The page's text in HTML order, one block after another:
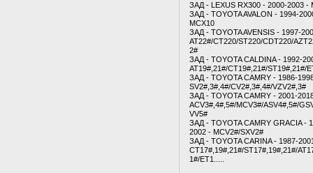
ЗАД - LEXUS RX300 - 2000-2003 -
ЗАД - TOYOTA AVALON - 1994-
MCX10
ЗАД - TOYOTA AVENSIS - 1997-
AT22#/CT220/ST220/CDT220/
2#
ЗАД - TOYOTA CALDINA - 1992-
AT19#,21#/CT19#,21#/ST19#,21#/
ЗАД - TOYOTA CAMRY - 1986-
SV2#,3#,4#/CV2#,3#,4#/VZV2#,3#
ЗАД - TOYOTA CAMRY - 2001-
ACV3#,4#,5#/MCV3#/ASV4#,5#/
VV5#
ЗАД - TOYOTA CAMRY GRACIA -
2002 - MCV2#/SXV2#
ЗАД - TOYOTA CARINA - 1987-
CT17#,19#,21#/ST17#,19#,21#/
1#/ET1.....